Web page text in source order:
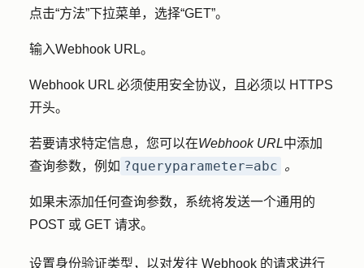
点击“方法”下拉菜单，选择“GET”。
输入Webhook URL。
Webhook URL 必须使用安全协议，且必须以 HTTPS
开头。
若要请求特定信息，您可以在Webhook URL中添加
查询参数，例如 ?queryparameter=abc 。
如果未添加任何查询参数，系统将发送一个通用的
POST 或 GET 请求。
设置身份验证类型，以对发往 Webhook 的请求进行